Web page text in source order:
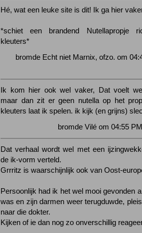
Hé, wat een leuke site is dit! Ik ga hier
*schiet een brandend Nutellapropje
kleuters*
bromde Echt niet Marnix, ofzo. om
Ik kom hier ook wel vaker, Dat voelt
maar dan zit er geen nutella op het
kleuters laat ik spelen. ik kijk (en grijns)
bromde Vilé om 04:55
Dat verhaal wordt wel met een
de ik-vorm verteld.
Grrritz is waarschijnlijk ook van Oost-
Persoonlijk had ik het wel mooi gevonden
was en zijn darmen weer terugduwde,
naar die dokter.
Kijken of ie dan nog zo onverschillig